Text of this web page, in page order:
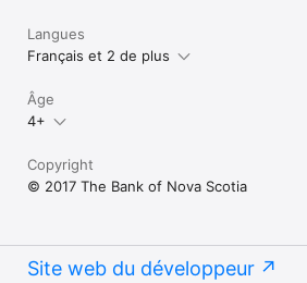
Langues
Français et 2 de plus
Âge
4+
Copyright
© 2017 The Bank of Nova Scotia
Site web du développeur